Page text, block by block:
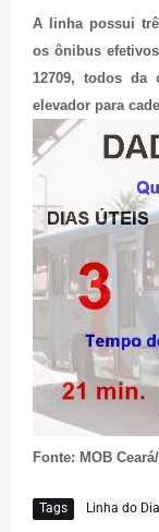
A linha possui
os ônibus
12709, todos da
elevador para
Fonte: MOB
Tags Linha do Dia